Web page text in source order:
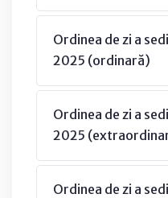
Ordinea de zi a
2025 (ordinară)
Ordinea de zi a
2025
Ordinea de zi a